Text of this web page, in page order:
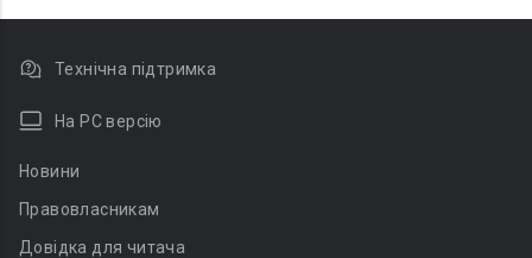
Технічна підтримка
На PC версію
Новини
Правовласникам
Довідка для читача